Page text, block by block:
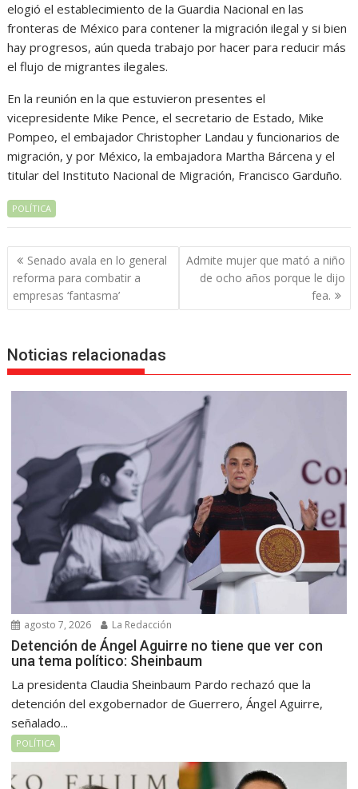
elogió el establecimiento de la Guardia Nacional en las
fronteras de México para contener la migración ilegal y si bien
hay progresos, aún queda trabajo por hacer para reducir más
el flujo de migrantes ilegales.
En la reunión en la que estuvieron presentes el
vicepresidente Mike Pence, el secretario de Estado, Mike
Pompeo, el embajador Christopher Landau y funcionarios de
migración, y por México, la embajadora Martha Bárcena y el
titular del Instituto Nacional de Migración, Francisco Garduño.
POLÍTICA
Navegación
de
entradas
Senado avala en lo general
reforma para combatir a
empresas ‘fantasma’
Admite mujer que mató a niño
de ocho años porque le dijo
fea.
Noticias relacionadas
agosto 7, 2026 La Redacción
Detención de Ángel Aguirre no tiene que ver con
una tema político: Sheinbaum
La presidenta Claudia Sheinbaum Pardo rechazó que la
detención del exgobernador de Guerrero, Ángel Aguirre,
señalado...
POLÍTICA